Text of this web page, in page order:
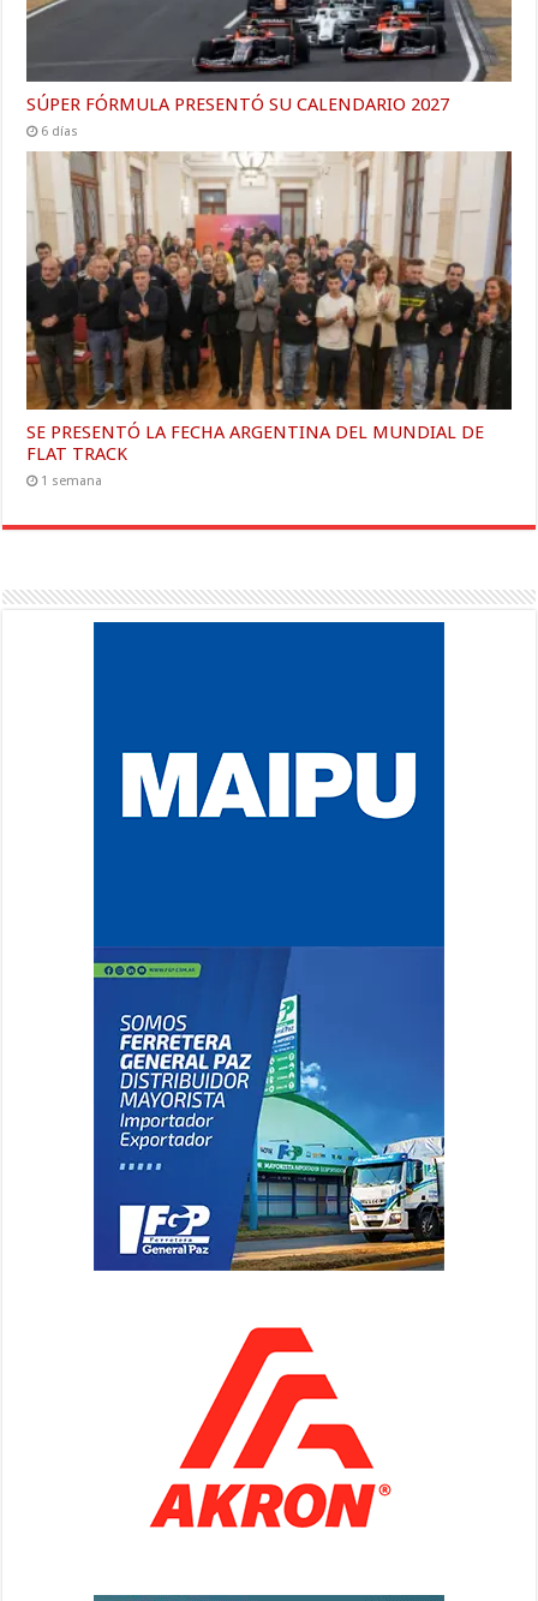
SÚPER FÓRMULA PRESENTÓ SU CALENDARIO 2027
6 días
SE PRESENTÓ LA FECHA ARGENTINA DEL MUNDIAL DE
FLAT TRACK
1 semana